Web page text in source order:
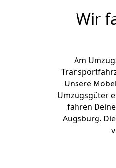
Wir
Am
Unsere
Umzugsgüter
fahren
Augsburg.